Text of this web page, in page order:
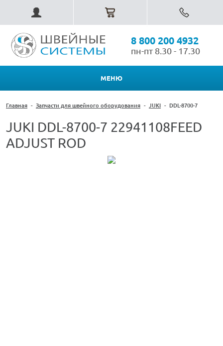
8 800 200 4932
пн-пт 8.30 - 17.30
МЕНЮ
Главная - Запчасти для швейного оборудования - JUKI - DDL-8700-7
JUKI DDL-8700-7 22941108FEED
ADJUST ROD